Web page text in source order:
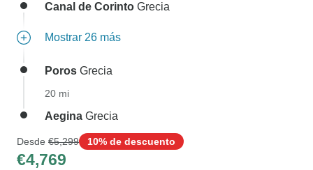
Canal de Corinto Grecia
Mostrar 26 más
Poros Grecia
20 mi
Aegina Grecia
Desde €5,299 10% de descuento
€4,769